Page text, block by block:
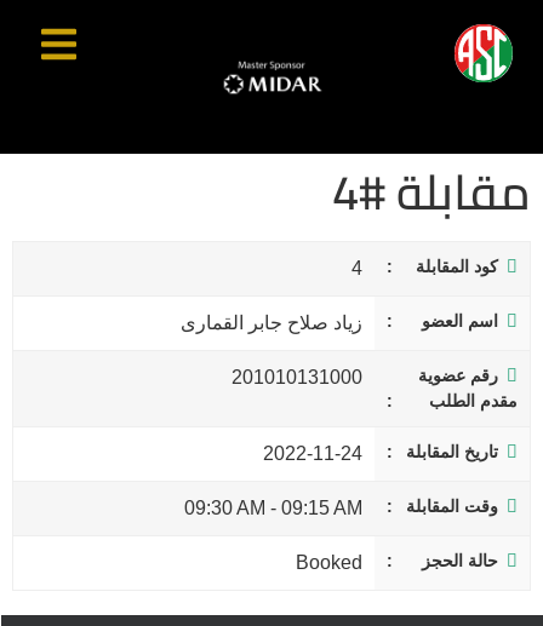
مقابلة #4
كود المقابلة 4
اسم العضو زياد صلاح جابر القمارى
رقم عضوية
مقدم الطلب
201010131000
تاريخ المقابلة 2022-11-24
وقت المقابلة 09:15 AM
-
09:30 AM
حالة الحجز Booked